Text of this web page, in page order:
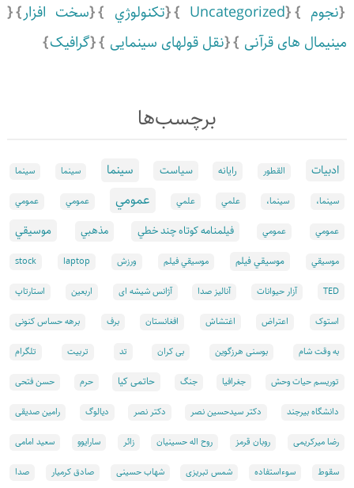
نجوم
Uncategorized تكنولوژي
سخت افزار
مینیمال های قرآنی
نقل قولهای سینمایی گرافیک
برچسب‌ها
ادبيات القطور رايانه سياست سينما سينما سينما
سینما، سینما، علمي علمي عمومي عمومي عمومي
عمومي عمومي فيلمنامه كوتاه چند خطي مذهبي موسيقي
موسيقي موسيقي فيلم موسيقي فيلم ورزش laptop
stock
TED آزار حیوانات آنالیز صدا آژانس شیشه ای اربعین استارتاپ
استوک اعتراض اغتشاش افغانستان برف برهه حساس کنونی
به وقت شام بوسنی هرزگوین بی کران تد تربیت تلگرام
توریسم حیات وحش جغرافیا جنگ حاتمی کیا حرم حسن فتحی
دانشگاه بیرجند دکتر سیدحسین نصر دکتر نصر دیالوگ رامین صدیقی
رضا میرکریمی روبان قرمز روح اله حسینیان زائر سارایوو سعید امامی
سقوط سوءاستفاده شمس تبریزی شهاب حسینی صادق کرمیار صدا